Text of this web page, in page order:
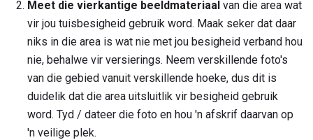
Meet die vierkantige beeldmateriaal van die area wat
vir jou tuisbesigheid gebruik word. Maak seker dat daar
niks in die area is wat nie met jou besigheid verband hou
nie, behalwe vir versierings. Neem verskillende foto's
van die gebied vanuit verskillende hoeke, dus dit is
duidelik dat die area uitsluitlik vir besigheid gebruik
word. Tyd / dateer die foto en hou 'n afskrif daarvan op
'n veilige plek.